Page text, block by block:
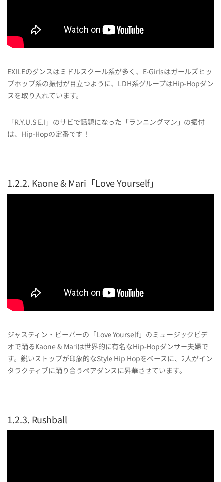
EXILEのダンスはミドルスクール系が多く、E-Girlsはガールズヒッ
プホップ系の振付が目立つように、LDH系グループはHip-Hopダン
スを取り入れています。
「R.Y.U.S.E.I」のサビで話題になった「ランニングマン」の振付
は、Hip-Hopの定番です！
1.2.2. Kaone & Mari「Love Yourself」
ジャスティン・ビーバーの「Love Yourself」のミュージックビデ
オで踊るKaone & Mariは世界的に有名なHip-Hopダンサー夫婦で
す。鋭いストップが印象的なStyle Hip Hopをベースに、2人がイン
タラクティブに踊り合うペアダンスに昇華させています。
1.2.3. Rushball